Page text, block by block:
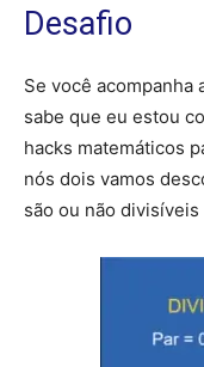
Desafio
Se você acompanha
sabe que eu estou
hacks matemáticos
nós dois vamos
são ou não divisíveis